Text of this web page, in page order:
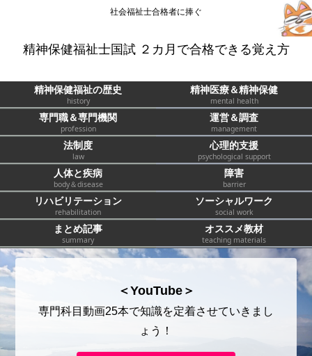
社会福祉士合格者に捧ぐ
精神保健福祉士国試 ２カ月で合格できる覚え方
精神保健福祉の歴史
history
精神医療＆精神保健
mental health
専門職＆専門機関
profession
運営＆調査
management
法制度
law
心理的支援
psychological support
人体と疾病
body＆disease
障害
barrier
リハビリテーション
rehabilitation
ソーシャルワーク
social work
まとめ記事
summary
オススメ教材
teaching materials
＜YouTube＞
専門科目動画25本で知識を定着させていきまし
ょう！